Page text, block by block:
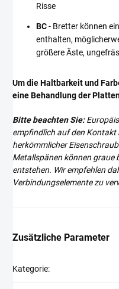
Risse
BC- Bretter können
enthalten,
größere Äste,
Um die Haltbarkeit und
eine Behandlung der
Bitte beachten Sie:
empfindlich auf den Kontakt
herkömmlicher
Metallspänen können graue
entstehen. Wir empfehlen
Verbindungselemente zu
Zusätzliche Parameter
Kategorie: